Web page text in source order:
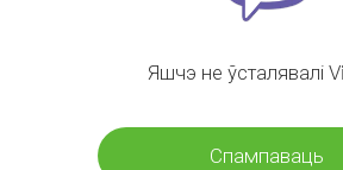
Яшчэ не ўсталявалі
Спампаваць